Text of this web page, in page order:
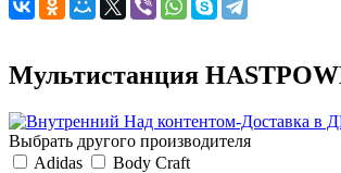
Мультистанция
Выбрать другого производителя
Adidas
Body Craft